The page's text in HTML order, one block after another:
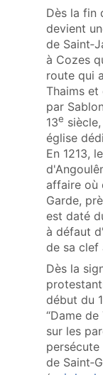
Dès la fin
devient
de
à Cozes
route qui
Thaims et
par
13e
église
En 1213,
affaire où
Garde,
est daté
à défaut
de sa clef
Dès la
début du
“Dame
sur les
de